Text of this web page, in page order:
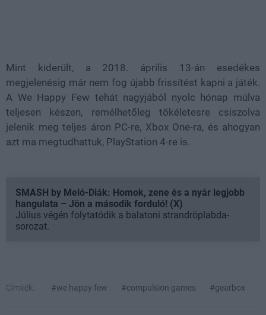
Mint kiderült, a 2018. április 13-án esedékes
megjelenésig már nem fog újabb frissítést kapni a játék.
A We Happy Few tehát nagyjából nyolc hónap múlva
teljesen készen, remélhetőleg tökéletesre csiszolva
jelenik meg teljes áron PC-re, Xbox One-ra, és ahogyan
azt ma megtudhattuk, PlayStation 4-re is.
SMASH by Meló-Diák: Homok, zene és a nyár legjobb
hangulata – Jön a második forduló! (X)
Július végén folytatódik a balatoni strandröplabda-
sorozat.
Címkék: #we happy few #compulsion games #gearbox